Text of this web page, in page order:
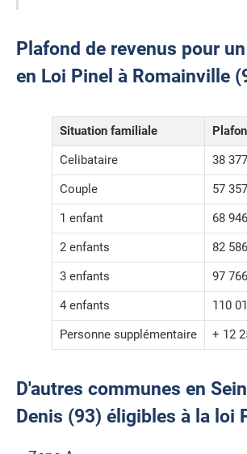
Plafond de revenus pour
en Loi Pinel à Romainville
Situation familiale
Celibataire
38
Couple
57
1 enfant
68
2 enfants
82
3 enfants
97
4 enfants
110
Personne supplémentaire
+ 12
D'autres communes en
Denis (93) éligibles à la loi